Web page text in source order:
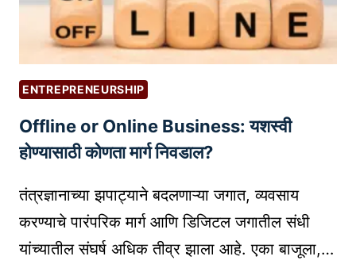
S
V
S
C
L
U
D
O
म
वे
बि
ना
र
प्लॅ
फॉ
र्म्स
:
B
ENTREPRENEURSHIP
Offline or Online Business: यशस्वी
होण्यासाठी कोणता मार्ग निवडाल?
तंत्रज्ञानाच्या झपाट्याने बदलणाऱ्या जगात, व्यवसाय
करण्याचे पारंपरिक मार्ग आणि डिजिटल जगातील संधी
यांच्यातील संघर्ष अधिक तीव्र झाला आहे. एका बाजूला,…